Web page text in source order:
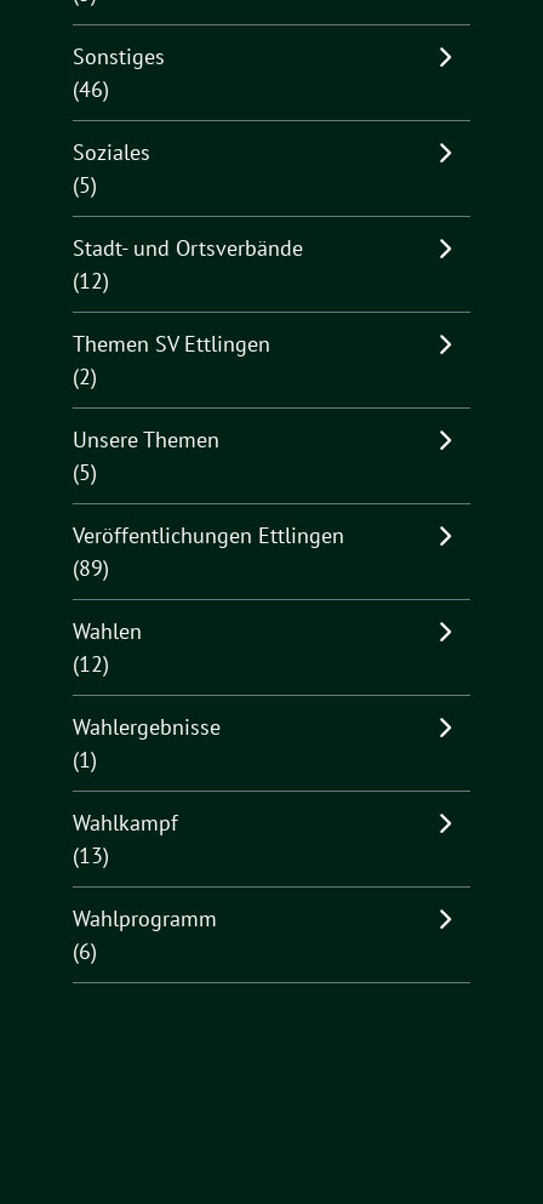
Sonstiges
(46)
Soziales
(5)
Stadt- und Ortsverbände
(12)
Themen SV Ettlingen
(2)
Unsere Themen
(5)
Veröffentlichungen Ettlingen
(89)
Wahlen
(12)
Wahlergebnisse
(1)
Wahlkampf
(13)
Wahlprogramm
(6)